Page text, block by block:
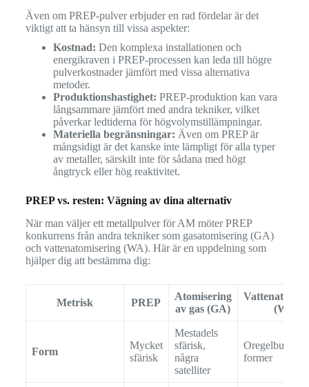
Även om PREP-pulver erbjuder en rad fördelar är det
viktigt att ta hänsyn till vissa aspekter:
Kostnad: Den komplexa installationen och
energikraven i PREP-processen kan leda till högre
pulverkostnader jämfört med vissa alternativa
metoder.
Produktionshastighet: PREP-produktion kan vara
långsammare jämfört med andra tekniker, vilket
påverkar ledtiderna för högvolymstillämpningar.
Materiella begränsningar: Även om PREP är
mångsidigt är det kanske inte lämpligt för alla typer
av metaller, särskilt inte för sådana med högt
ångtryck eller hög reaktivitet.
PREP vs. resten: Vägning av dina alternativ
När man väljer ett metallpulver för AM möter PREP
konkurrens från andra tekniker som gasatomisering (GA)
och vattenatomisering (WA). Här är en uppdelning som
hjälper dig att bestämma dig:
Metrisk PREP
Atomisering
av gas (GA)
(WA)
Form
Mycket
sfärisk
Mestadels
sfärisk,
några
satelliter
Oregelbundna
former